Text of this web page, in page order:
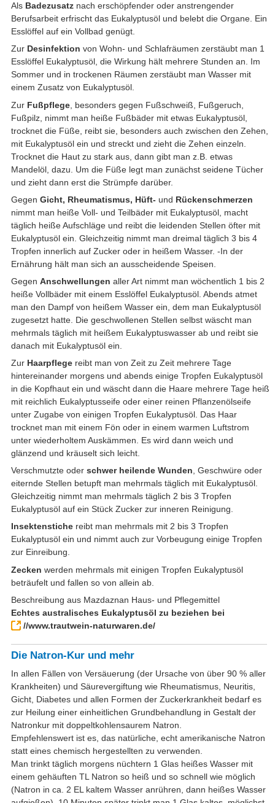
Als Badezusatznach erschöpfender oder anstrengender
Berufsarbeit erfrischt das Eukalyptusöl und belebt die Organe. Ein
Esslöffel auf ein Vollbad genügt.
Zur Desinfektion von Wohn- und Schlafräumen zerstäubt man 1
Esslöffel Eukalyptusöl, die Wirkung hält mehrere Stunden an. Im
Sommer und in trockenen Räumen zerstäubt man Wasser mit
einem Zusatz von Eukalyptusöl.
Zur Fußpflege, besonders gegen Fußschweiß, Fußgeruch,
Fußpilz, nimmt man heiße Fußbäder mit etwas Eukalyptusöl,
trocknet die Füße, reibt sie, besonders auch zwischen den Zehen,
mit Eukalyptusöl ein und streckt und zieht die Zehen einzeln.
Trocknet die Haut zu stark aus, dann gibt man z.B. etwas
Mandelöl, dazu. Um die Füße legt man zunächst seidene Tücher
und zieht dann erst die Strümpfe darüber.
Gegen Gicht, Rheumatismus, Hüft- und Rückenschmerzen
nimmt man heiße Voll- und Teilbäder mit Eukalyptusöl, macht
täglich heiße Aufschläge und reibt die leidenden Stellen öfter mit
Eukalyptusöl ein. Gleichzeitig nimmt man dreimal täglich 3 bis 4
Tropfen innerlich auf Zucker oder in heißem Wasser. -In der
Ernährung hält man sich an ausscheidende Speisen.
Gegen Anschwellungen aller Art nimmt man wöchentlich 1 bis 2
heiße Vollbäder mit einem Esslöffel Eukalyptusöl. Abends atmet
man den Dampf von heißem Wasser ein, dem man Eukalyptusöl
zugesetzt hatte. Die geschwollenen Stellen selbst wäscht man
mehrmals täglich mit heißem Eukalyptuswasser ab und reibt sie
danach mit Eukalyptusöl ein.
Zur Haarpflegereibt man von Zeit zu Zeit mehrere Tage
hintereinander morgens und abends einige Tropfen Eukalyptusöl
in die Kopfhaut ein und wäscht dann die Haare mehrere Tage heiß
mit reichlich Eukalyptusseife oder einer reinen Pflanzenölseife
unter Zugabe von einigen Tropfen Eukalyptusöl. Das Haar
trocknet man mit einem Fön oder in einem warmen Luftstrom
unter wiederholtem Auskämmen. Es wird dann weich und
glänzend und kräuselt sich leicht.
Verschmutzte oder schwer heilende Wunden, Geschwüre oder
eiternde Stellen betupft man mehrmals täglich mit Eukalyptusöl.
Gleichzeitig nimmt man mehrmals täglich 2 bis 3 Tropfen
Eukalyptusöl auf ein Stück Zucker zur inneren Reinigung.
Insektenstichereibt man mehrmals mit 2 bis 3 Tropfen
Eukalyptusöl ein und nimmt auch zur Vorbeugung einige Tropfen
zur Einreibung.
Zecken werden mehrmals mit einigen Tropfen Eukalyptusöl
beträufelt und fallen so von allein ab.
Beschreibung aus Mazdaznan Haus- und Pflegemittel
Echtes australisches Eukalyptusöl zu beziehen bei
//www.trautwein-naturwaren.de/
Die Natron-Kur und mehr
In allen Fällen von Versäuerung (der Ursache von über 90 % aller
Krankheiten) und Säurevergiftung wie Rheumatismus, Neuritis,
Gicht, Diabetes und allen Formen der Zuckerkrankheit bedarf es
zur Heilung einer einheitlichen Grundbehandlung in Gestalt der
Natronkur mit doppeltkohlensaurem Natron.
Empfehlenswert ist es, das natürliche, echt amerikanische Natron
statt eines chemisch hergestellten zu verwenden.
Man trinkt täglich morgens nüchtern 1 Glas heißes Wasser mit
einem gehäuften TL Natron so heiß und so schnell wie möglich
(Natron in ca. 2 EL kaltem Wasser anrühren, dann heißes Wasser